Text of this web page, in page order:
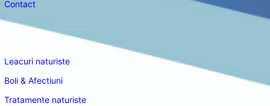
Contact
Leacuri naturiste
Boli & Afectiuni
Tratamente naturiste